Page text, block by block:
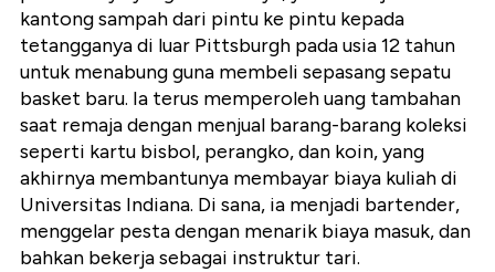
kantong sampah dari pintu ke pintu kepada
tetangganya di luar Pittsburgh pada usia 12 tahun
untuk menabung guna membeli sepasang sepatu
basket baru. Ia terus memperoleh uang tambahan
saat remaja dengan menjual barang-barang koleksi
seperti kartu bisbol, perangko, dan koin, yang
akhirnya membantunya membayar biaya kuliah di
Universitas Indiana. Di sana, ia menjadi bartender,
menggelar pesta dengan menarik biaya masuk, dan
bahkan bekerja sebagai instruktur tari.